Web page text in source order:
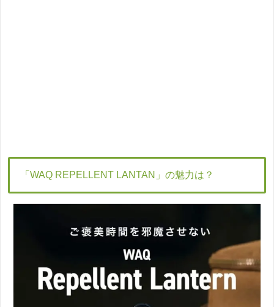
「WAQ REPELLENT LANTAN」の魅力は？